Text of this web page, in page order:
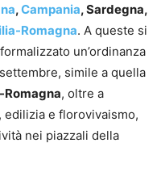
,Campania, Sardegna,
Romagna. A queste si
un’ordinanza
simile a quella
Romagna, oltre a
e florovivaismo,
nei piazzali della